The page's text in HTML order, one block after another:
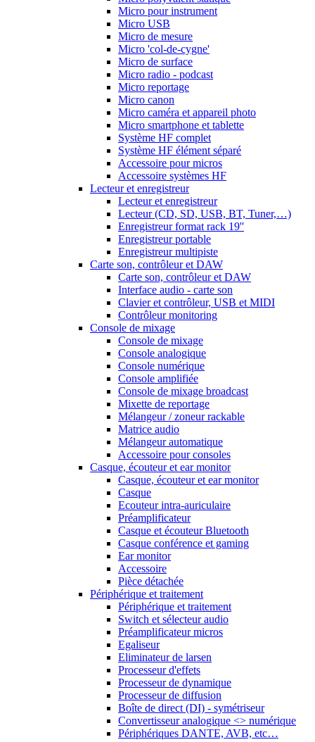
Micro pour instrument
Micro USB
Micro de mesure
Micro 'col-de-cygne'
Micro de surface
Micro radio - podcast
Micro reportage
Micro canon
Micro caméra et appareil photo
Micro smartphone et tablette
Système HF complet
Système HF élément séparé
Accessoire pour micros
Accessoire systèmes HF
Lecteur et enregistreur
Lecteur et enregistreur
Lecteur (CD, SD, USB, BT, Tuner,…)
Enregistreur format rack 19''
Enregistreur portable
Enregistreur multipiste
Carte son, contrôleur et DAW
Carte son, contrôleur et DAW
Interface audio - carte son
Clavier et contrôleur, USB et MIDI
Contrôleur monitoring
Console de mixage
Console de mixage
Console analogique
Console numérique
Console amplifiée
Console de mixage broadcast
Mixette de reportage
Mélangeur / zoneur rackable
Matrice audio
Mélangeur automatique
Accessoire pour consoles
Casque, écouteur et ear monitor
Casque, écouteur et ear monitor
Casque
Ecouteur intra-auriculaire
Préamplificateur
Casque et écouteur Bluetooth
Casque conférence et gaming
Ear monitor
Accessoire
Pièce détachée
Périphérique et traitement
Périphérique et traitement
Switch et sélecteur audio
Préamplificateur micros
Egaliseur
Eliminateur de larsen
Processeur d'effets
Processeur de dynamique
Processeur de diffusion
Boîte de direct (DI) - symétriseur
Convertisseur analogique <> numérique
Périphériques DANTE, AVB, etc…